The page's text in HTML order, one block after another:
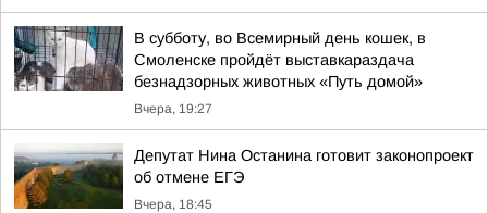
В субботу, во Всемирный день кошек, в
Смоленске пройдёт выставкараздача
безнадзорных животных «Путь домой»
Вчера, 19:27
Депутат Нина Останина готовит законопроект
об отмене ЕГЭ
Вчера, 18:45